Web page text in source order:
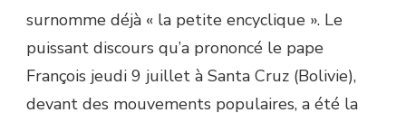
surnomme déjà « la petite encyclique ». Le
puissant discours qu’a prononcé le pape
François jeudi 9 juillet à Santa Cruz (Bolivie),
devant des mouvements populaires, a été la